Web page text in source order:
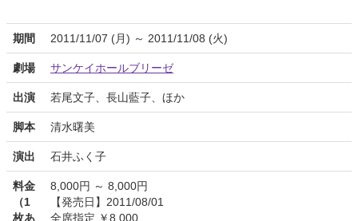
期間 2011/11/07 (月) ～ 2011/11/08 (火)
劇場 サンケイホールブリーゼ
出演 若尾文子、長山藍子、ほか
脚本 清水曙美
演出 石井ふく子
料金
（1
枚あ
8,000円 ～ 8,000円
【発売日】2011/08/01
全席指定 ￥8,000